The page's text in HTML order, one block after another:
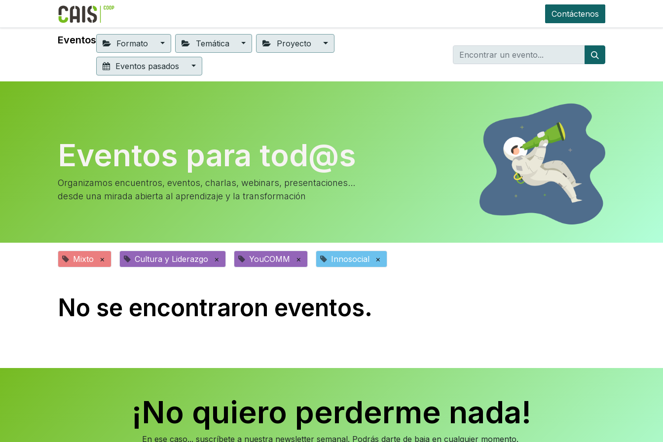
Contáctenos
Eventos Formato Temática Proyecto
Eventos pasados
Eventos para tod@s
Organizamos encuentros, eventos, charlas, webinars, presentaciones...
desde una mirada abierta al aprendizaje y la transformación
Mixto × Cultura y Liderazgo × YouCOMM × Innosocial ×
No se encontraron eventos.
¡No quiero perderme nada!
En ese caso... suscríbete a nuestra newsletter semanal. Podrás darte de baja en cualquier momento.